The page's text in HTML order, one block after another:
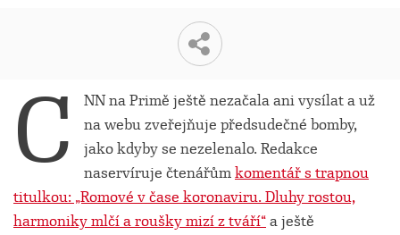
C
NN na Primě ještě nezačala ani vysílat a už
na webu zveřejňuje předsudečné bomby,
jako kdyby se nezelenalo. Redakce
naservíruje čtenářůmkomentář s trapnou
titulkou: „Romové v čase koronaviru. Dluhy rostou,
harmoniky mlčí a roušky mizí z tváří“a ještě